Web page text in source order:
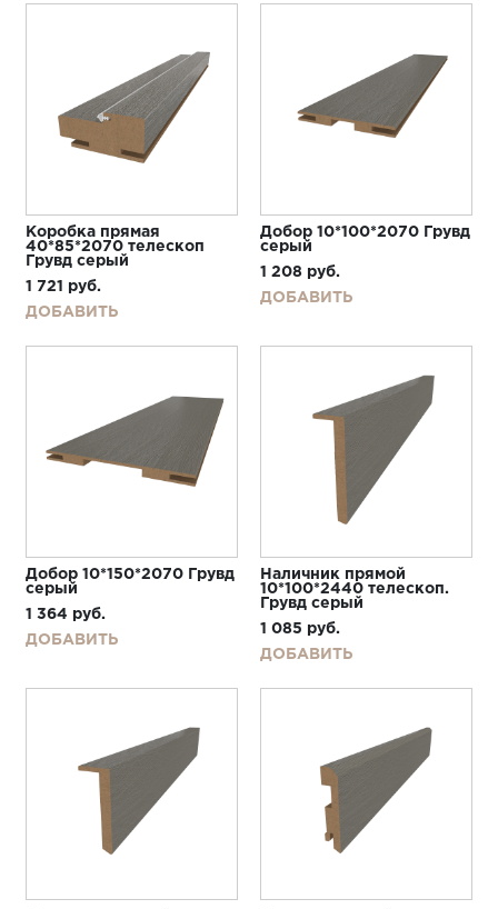
Коробка прямая
40*85*2070 телескоп
Грувд серый
1 721
руб.
ДОБАВИТЬ
Добор 10*100*2070 Грувд
серый
1 208 руб.
ДОБАВИТЬ
Добор 10*150*2070 Грувд
серый
1 364 руб.
ДОБАВИТЬ
Наличник прямой
10*100*2440 телескоп.
Грувд серый
1 085 руб.
ДОБАВИТЬ